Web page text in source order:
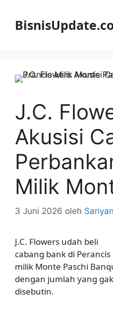
J.C.
Akusisi
Milik
3 Juni 2026 oleh
J.C. Flowers udah beli
cabang bank di Perancis
milik Monte Paschi
dengan jumlah yang gak
disebutin.